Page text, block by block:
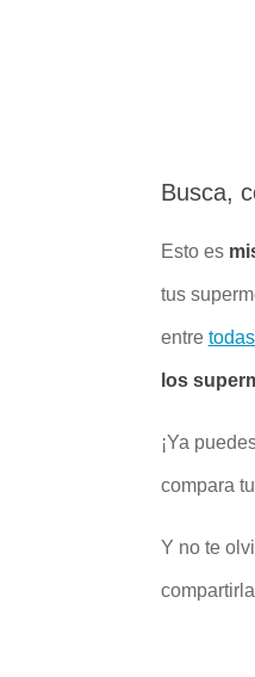
Busca,
Esto es
tus
entre
los
¡Ya
compara
Y no te